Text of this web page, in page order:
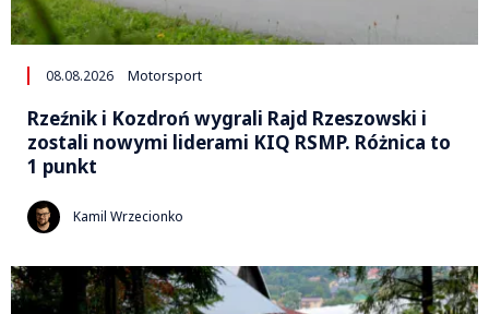
08.08.2026 Motorsport
Rzeźnik i Kozdroń wygrali Rajd Rzeszowski i
zostali nowymi liderami KIQ RSMP. Różnica to
1 punkt
Kamil Wrzecionko